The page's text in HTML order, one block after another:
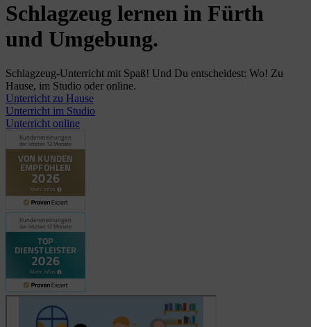
Schlagzeug lernen in Fürth
und Umgebung.
Schlagzeug-Unterricht mit Spaß! Und Du entscheidest: Wo! Zu
Hause, im Studio oder online.
Unterricht zu Hause
Unterricht im Studio
Unterricht online